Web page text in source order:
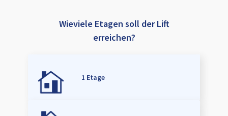
Wieviele Etagen soll der Lift
erreichen?
1 Etage